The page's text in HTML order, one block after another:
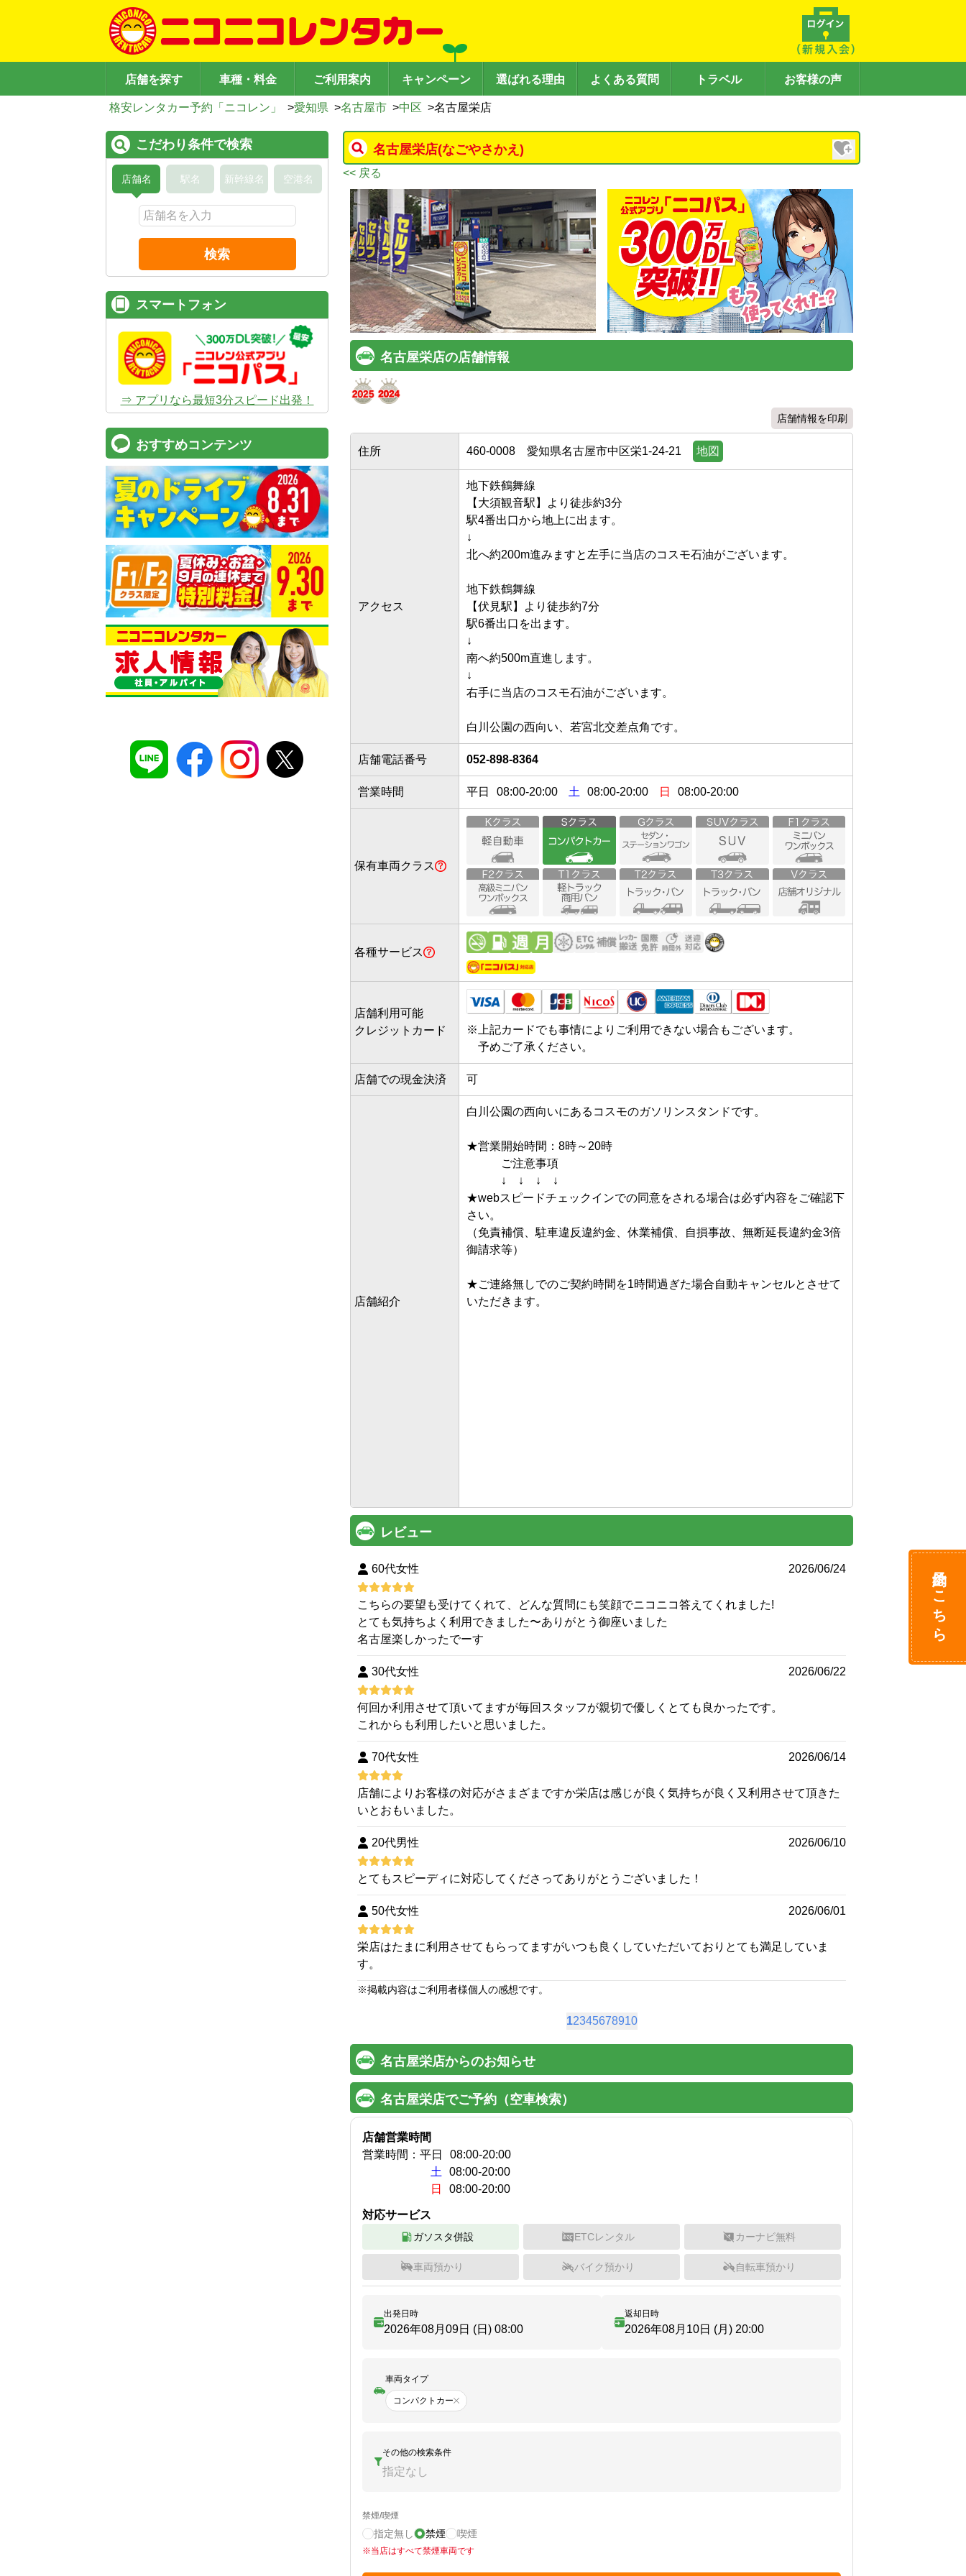
店舗を探す 車種・料金 ご利用案内 キャンペーン 選ばれる理由 よくある質問 トラベル お客様の声
格安レンタカー予約「ニコレン」 >愛知県 >名古屋市 >中区 >名古屋栄店
名古屋栄店(なごやさかえ)
<< 戻る
名古屋栄店の店舗情報
店舗情報を印刷
住所 460-0008 愛知県名古屋市中区栄1-24-21 地図
アクセス
地下鉄鶴舞線
【大須観音駅】より徒歩約3分
駅4番出口から地上に出ます。
↓
北へ約200m進みますと左手に当店のコスモ石油がございます。
地下鉄鶴舞線
【伏見駅】より徒歩約7分
駅6番出口を出ます。
↓
南へ約500m直進します。
↓
右手に当店のコスモ石油がございます。
白川公園の西向い、若宮北交差点角です。
店舗電話番号 052-898-8364
営業時間 平日 08:00-20:00 土 08:00-20:00 日 08:00-20:00
保有車両クラス
各種サービス
店舗利用可能
クレジットカード
※ 上記カードでも事情によりご利用できない場合もございます。
予めご了承ください。
店舗での現金決済 可
店舗紹介
白川公園の西向いにあるコスモのガソリンスタンドです。
★営業開始時間：8時～20時
ご注意事項
↓　↓　↓　↓
★webスピードチェックインでの同意をされる場合は必ず内容をご確認下
さい。
（免責補償、駐車違反違約金、休業補償、自損事故、無断延長違約金3倍
御請求等）
★ご連絡無しでのご契約時間を1時間過ぎた場合自動キャンセルとさせて
いただきます。
レビュー
60代女性 2026/06/24
こちらの要望も受けてくれて、どんな質問にも笑顔でニコニコ答えてくれました!
とても気持ちよく利用できました〜ありがとう御座いました
名古屋楽しかったでーす
30代女性 2026/06/22
何回か利用させて頂いてますが毎回スタッフが親切で優しくとても良かったです。
これからも利用したいと思いました。
70代女性 2026/06/14
店舗によりお客様の対応がさまざまですか栄店は感じが良く気持ちが良く又利用させて頂きた
いとおもいました。
20代男性 2026/06/10
とてもスピーディに対応してくださってありがとうございました！
50代女性 2026/06/01
栄店はたまに利用させてもらってますがいつも良くしていただいておりとても満足していま
す。
※掲載内容はご利用者様個人の感想です。
12345678910
名古屋栄店からのお知らせ
名古屋栄店でご予約（空車検索）
店舗営業時間
営業時間： 平日 08:00-20:00
土
08:00-20:00
日
08:00-20:00
対応サービス
ガソスタ併設 ETCレンタル カーナビ無料
車両預かり バイク預かり 自転車預かり
出発日時
2026年08月09日 (日) 08:00
返却日時
2026年08月10日 (月) 20:00
車両タイプ
コンパクトカー
その他の検索条件
指定なし
禁煙/喫煙
指定無し 禁煙 喫煙
※当店はすべて禁煙車両です
予約はこちら
こだわり条件で検索
店舗名 駅名 新幹線名 空港名
検索
スマートフォン
⇒ アプリなら最短3分スピード出発！
おすすめコンテンツ